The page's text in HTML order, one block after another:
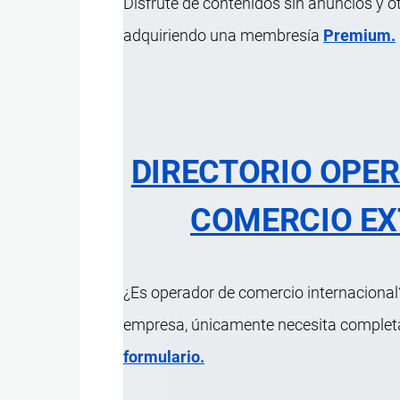
adquiriendo una membresía Premium.
DIRECTORIO
COMERCIO
¿Es operador de comercio
empresa, únicamente necesita
formulario.
Bolitas de cereal a base de
Característica
Agua: 10%; Panela: 6%;
Grasa total
13/100 g